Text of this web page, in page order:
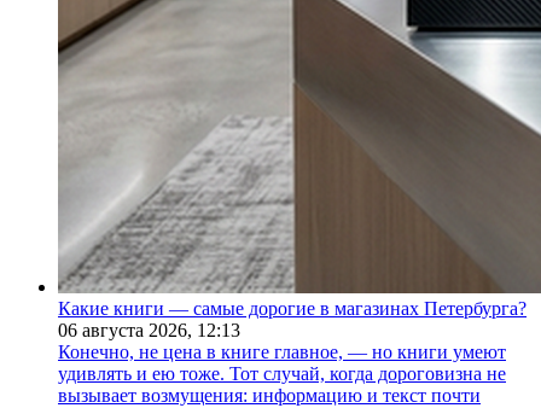
Какие книги — самые дорогие в магазинах Петербурга?
06 августа 2026, 12:13
Конечно, не цена в книге главное, — но книги умеют
удивлять и ею тоже. Тот случай, когда дороговизна не
вызывает возмущения: информацию и текст почти